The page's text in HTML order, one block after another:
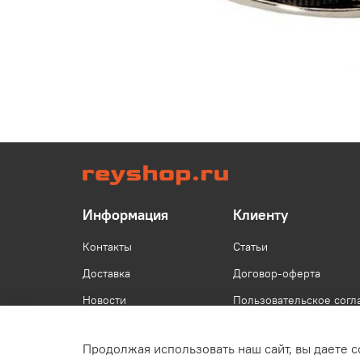
Информация
Контакты
Доставка
Новости
Клиенту
Статьи
Договор-оферта
Пользовательское
Продолжая использовать наш сайт, вы даете